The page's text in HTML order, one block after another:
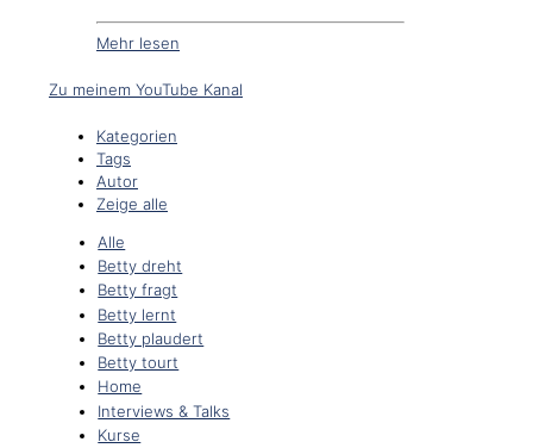
Mehr lesen
Zu meinem YouTube Kanal
Kategorien
Tags
Autor
Zeige alle
Alle
Betty dreht
Betty fragt
Betty lernt
Betty plaudert
Betty tourt
Home
Interviews & Talks
Kurse